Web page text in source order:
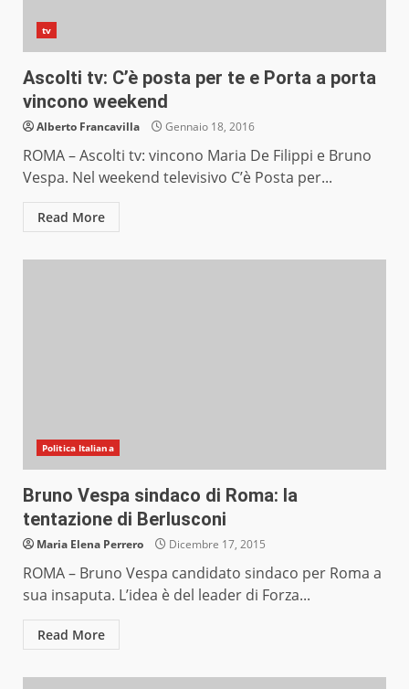
tv
Ascolti tv: C’è posta per te e Porta a porta
vincono weekend
Alberto Francavilla Gennaio 18, 2016
ROMA – Ascolti tv: vincono Maria De Filippi e Bruno
Vespa. Nel weekend televisivo C’è Posta per...
Read More
Politica Italiana
Bruno Vespa sindaco di Roma: la
tentazione di Berlusconi
Maria Elena Perrero Dicembre 17, 2015
ROMA – Bruno Vespa candidato sindaco per Roma a
sua insaputa. L’idea è del leader di Forza...
Read More